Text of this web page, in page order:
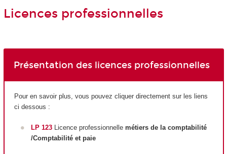
Licences professionnelles
Présentation des licences professionnelles
Pour en savoir plus, vous pouvez cliquer directement sur les liens
ci dessous :
LP 123Licence professionnelle métiers de la comptabilité
/Comptabilité et paie